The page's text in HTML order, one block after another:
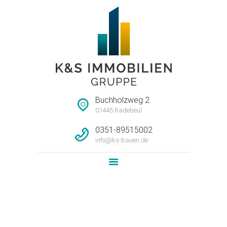
Buchholzweg 2
01445 Radebeul
0351-89515002
info@ks-bauen.de
STARTSEITE
HAUSMEISTERSERVI
UNTERNEHMEN
IMMOBILIEN
LEISTUNG
NEWS